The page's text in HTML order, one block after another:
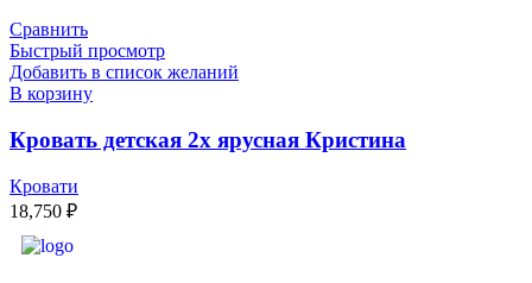
Сравнить
Быстрый просмотр
Добавить в список желаний
В корзину
Кровать детская 2х ярусная Кристина
Кровати
18,750 ₽